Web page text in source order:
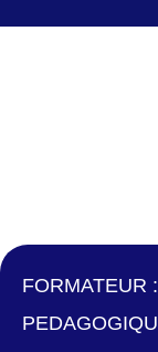
FORMATEUR